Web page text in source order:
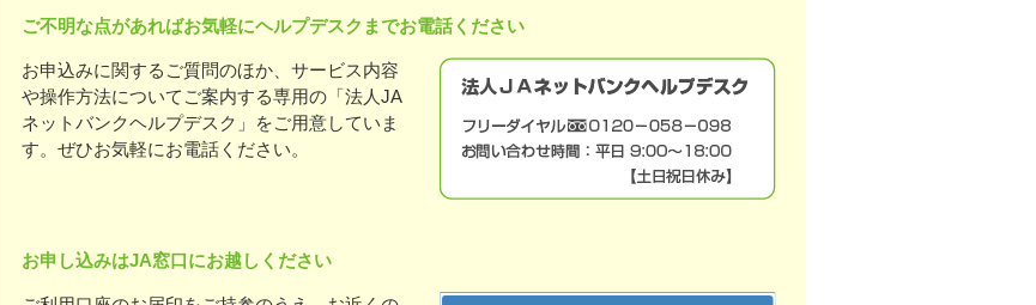
ご不明な点があればお気軽にヘルプデスクまでお電話ください
お申込みに関するご質問のほか、サービス内容
や操作方法についてご案内する専用の「法人JA
ネットバンクヘルプデスク」をご用意していま
す。ぜひお気軽にお電話ください。
お申し込みはJA窓口にお越しください